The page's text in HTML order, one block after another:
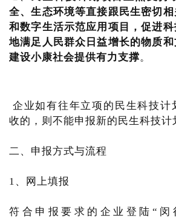
全、生态环境等直接跟民生密切
和数字生活示范应用项目，促进
地满足人民群众日益增长的物质
建设小康社会提供有力支撑。
企业如有往年立项的民生科技计
收的，则不能申报新的民生科技计
二、申报方式与流程
1、网上填报
符合申报要求的企业登陆“闵